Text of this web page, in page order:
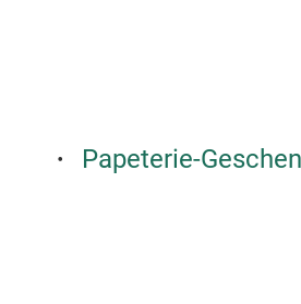
Papeterie-